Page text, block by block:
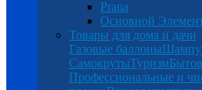
Prana
Основной
Товары для дома и дачи
Газовые баллоны
СамокрутыТуризм
Профессиональные и